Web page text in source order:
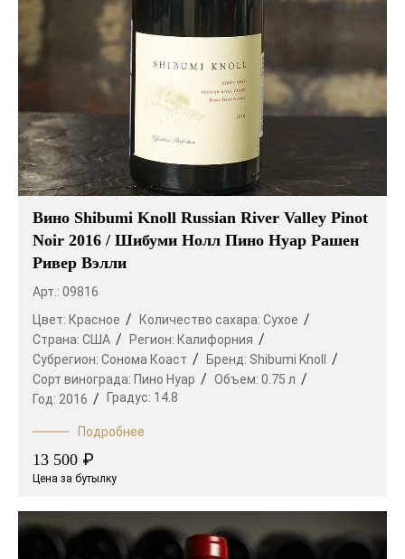
Вино Shibumi Knoll Russian River Valley Pinot
Noir 2016 / Шибуми Нолл Пино Нуар Рашен
Ривер Вэлли
Арт.: 09816
Цвет: Красное Количество сахара: Сухое
Страна: США Регион: Калифорния
Субрегион: Сонома Коаст Бренд: Shibumi Knoll
Сорт винограда: Пино Нуар Объем: 0.75 л
Год: 2016 Градус: 14.8
Подробнее
13 500 ₽
Цена за бутылку